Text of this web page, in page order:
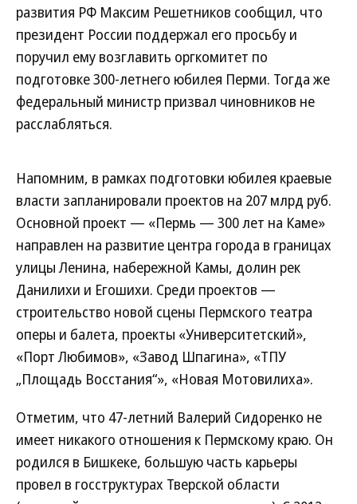
развития РФ Максим Решетников сообщил, что
президент России поддержал его просьбу и
поручил ему возглавить оргкомитет по
подготовке 300-летнего юбилея Перми. Тогда же
федеральный министр призвал чиновников не
расслабляться.
Напомним, в рамках подготовки юбилея краевые
власти запланировали проектов на 207 млрд руб.
Основной проект — «Пермь — 300 лет на Каме»
направлен на развитие центра города в границах
улицы Ленина, набережной Камы, долин рек
Данилихи и Егошихи. Среди проектов —
строительство новой сцены Пермского театра
оперы и балета, проекты «Университетский»,
«Порт Любимов», «Завод Шпагина», «ТПУ
„Площадь Восстания“», «Новая Мотовилиха».
Отметим, что 47-летний Валерий Сидоренко не
имеет никакого отношения к Пермскому краю. Он
родился в Бишкеке, большую часть карьеры
провел в госструктурах Тверской области